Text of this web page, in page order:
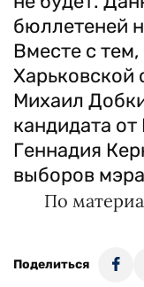
бюллетеней
Вместе с
Харьковской
Михаил
кандидата
Геннадия
выборов
По
Поделиться